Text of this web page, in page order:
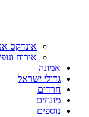
אינדקס
אירוח
אמונה
גדולי ישראל
חרדים
מונחים
נוספים